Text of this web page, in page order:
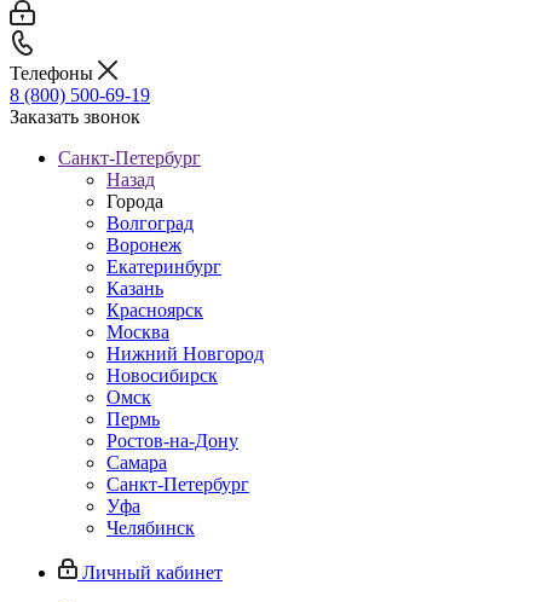
Телефоны
8 (800) 500-69-19
Заказать звонок
Санкт-Петербург
Назад
Города
Волгоград
Воронеж
Екатеринбург
Казань
Красноярск
Москва
Нижний Новгород
Новосибирск
Омск
Пермь
Ростов-на-Дону
Самара
Санкт-Петербург
Уфа
Челябинск
Личный кабинет